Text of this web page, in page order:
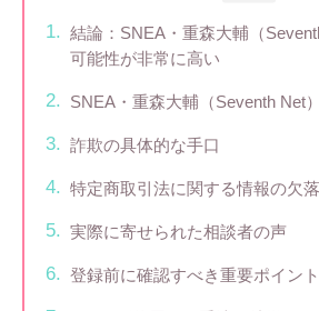
結論：SNEA・重森大輔（
可能性が非常に高い
SNEA・重森大輔（Seventh Net
詐欺の具体的な手口
特定商取引法に関する情報の欠落
実際に寄せられた相談者の声
登録前に確認すべき重要ポイント